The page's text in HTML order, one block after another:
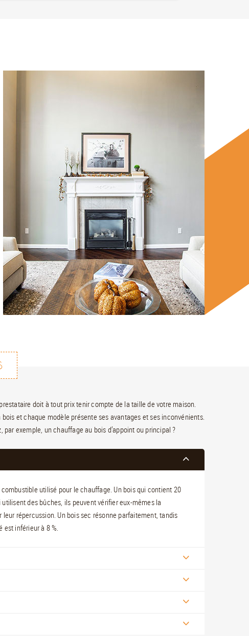
doit à tout prix tenir compte de la taille de votre maison.
et chaque modèle présente ses avantages et ses inconvénients.
exemple, un chauffage au bois d’appoint ou principal ?
utilisé pour le chauffage. Un bois qui contient 20
des bûches, ils peuvent vérifier eux-mêmes la
leur répercussion. Un bois sec résonne parfaitement, tandis
est inférieur à 8 %.